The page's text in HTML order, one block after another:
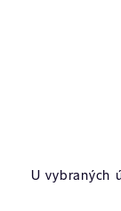
U vybraných